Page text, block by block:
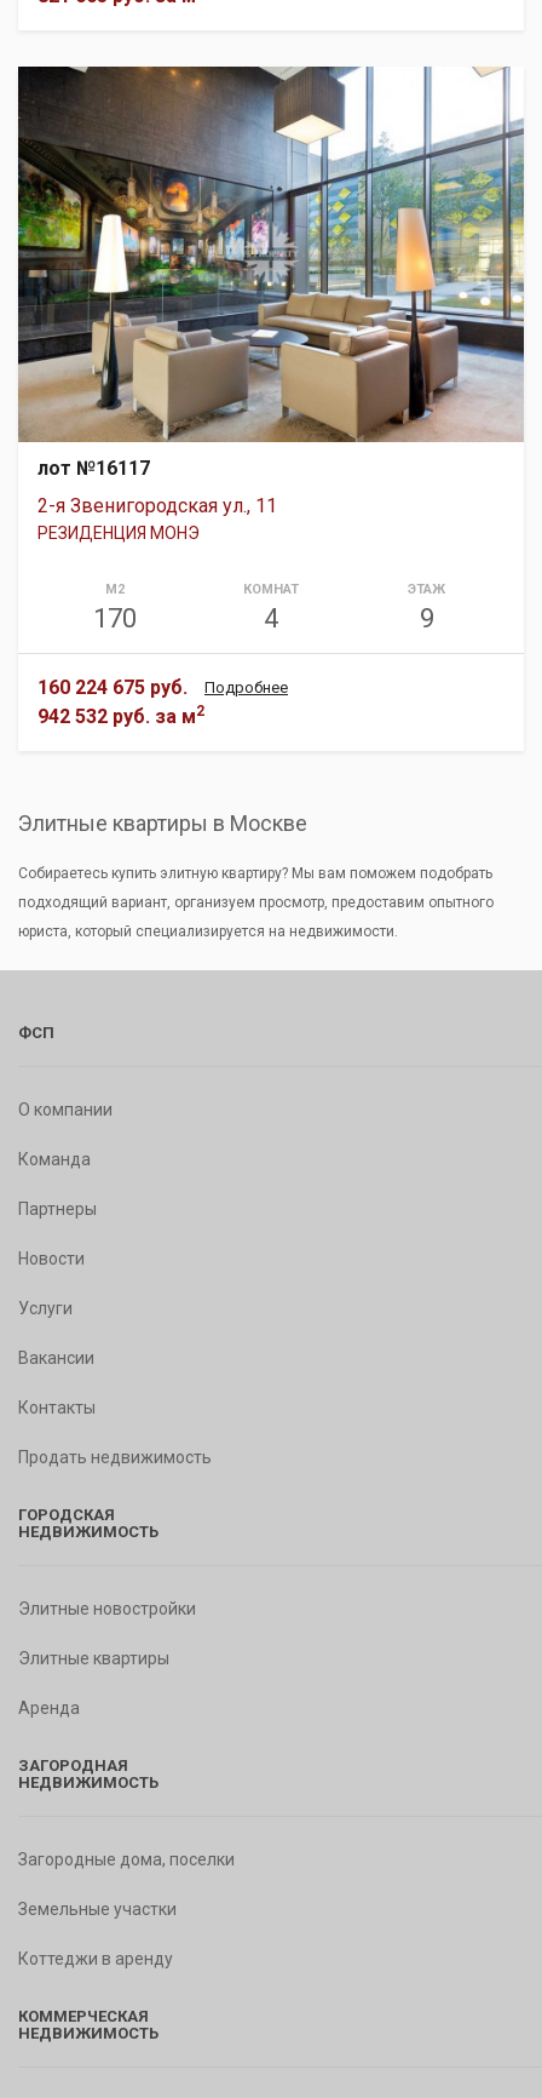
лот №16117
2-я Звенигородская ул., 11
РЕЗИДЕНЦИЯ МОНЭ
М2
170
КОМНАТ
4
ЭТАЖ
9
160 224 675 руб.
942 532 руб. за м2
Подробнее
Элитные квартиры в Москве
Собираетесь купить элитную квартиру? Мы вам поможем подобрать
подходящий вариант, организуем просмотр, предоставим опытного
юриста, который специализируется на недвижимости.
ФСП
О компании
Команда
Партнеры
Новости
Услуги
Вакансии
Контакты
Продать недвижимость
ГОРОДСКАЯ
НЕДВИЖИМОСТЬ
Элитные новостройки
Элитные квартиры
Аренда
ЗАГОРОДНАЯ
НЕДВИЖИМОСТЬ
Загородные дома, поселки
Земельные участки
Коттеджи в аренду
КОММЕРЧЕСКАЯ
НЕДВИЖИМОСТЬ